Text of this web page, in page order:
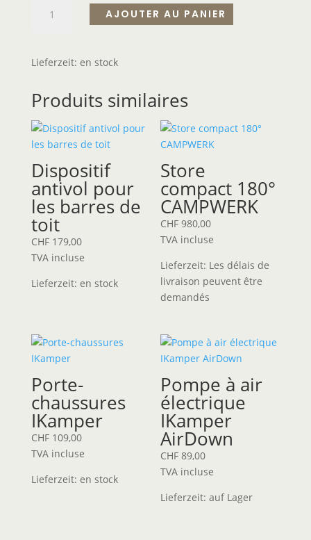
AJOUTER AU PANIER
Lieferzeit: en stock
Produits similaires
Dispositif
antivol pour
les barres de
toit
CHF179,00
TVA incluse
Lieferzeit: en stock
Store
compact 180°
CAMPWERK
CHF 980,00
TVA incluse
Lieferzeit: Les délais de
livraison peuvent être
demandés
Porte-
chaussures
IKamper
CHF109,00
TVA incluse
Lieferzeit: en stock
Pompe à air
électrique
IKamper
AirDown
CHF 89,00
TVA incluse
Lieferzeit:auf Lager